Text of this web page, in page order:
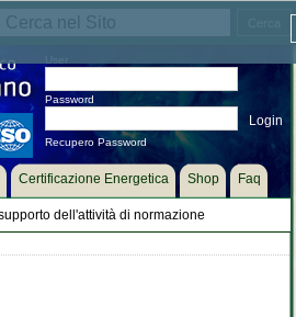
Password
Recupero Password
dell'attività di normazione
Certificazione Energetica Shop Faq